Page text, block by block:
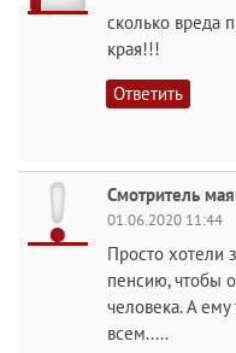
сколько вреда
края!!!
Ответить
Смотритель
01.06.2020 11:44
Просто хотели
пенсию, чтобы
человека. А ему
всем.....